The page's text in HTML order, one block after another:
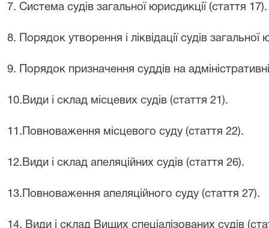
7. Система судів загальної юрисдикції (стаття 17).
8. Порядок утворення і ліквідації судів загальної
9. Порядок призначення суддів на
10.Види і склад місцевих судів (стаття 21).
11.Повноваження місцевого суду (стаття 22).
12.Види і склад апеляційних судів (стаття 26).
13.Повноваження апеляційного суду (стаття 27).
14. Види і склад Вищих спеціалізованих судів